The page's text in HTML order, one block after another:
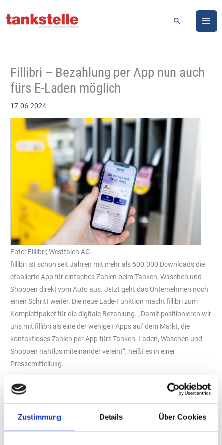
Zustimmung Details Über Cookies
Inhalt
Suchen
Fillibri – Bezahlung per App nun auch
fürs E-Laden möglich
17-06-2024
Foto: Fillibri; Westfalen AG
fillibri ist schon seit Jahren mit mehr als 500.000 Downloads die
etablierte App für einfaches Zahlen beim Tanken, Waschen und
Shoppen direkt vom Auto aus. Jetzt geht das Unternehmen noch
einen Schritt weiter. Die neue Lade-Funktion macht fillibri zum
Komplettpaket für die digitale Bezahlung. „Damit positionieren wir
uns mit fillibri als eine der wenigen Apps auf dem Markt, die
kontaktloses Zahlen per App fürs Tanken, Laden, Waschen und
Shoppen nahtlos miteinander vereint“, heißt es in einer
Pressemitteilung.
fillibri bietet einen transparenten Überblick über die tagesaktuellen
angebundenen Ladestationen in ganz Deutschland. Den Nutzern
wird es ermöglicht, eine Vielzahl an Ladepunkten schnell zu